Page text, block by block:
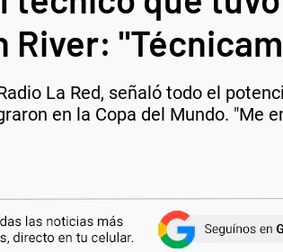
River:
La Red, señaló todo el
en la Copa del Mundo. "Me